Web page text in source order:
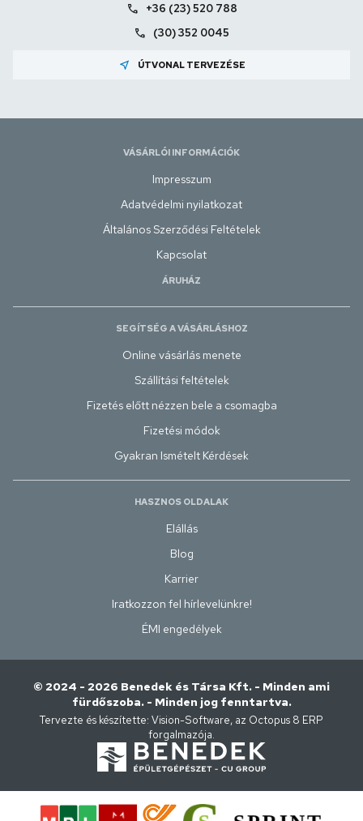
call +36 (23) 520 788
call (30) 352 0045
near_me ÚTVONAL TERVEZÉSE
VÁSÁRLÓI INFORMÁCIÓK
Impresszum
Adatvédelmi nyilatkozat
Általános Szerződési Feltételek
Kapcsolat
ÁRUHÁZ
SEGÍTSÉG A VÁSÁRLÁSHOZ
Online vásárlás menete
Szállítási feltételek
Fizetés előtt nézzen bele a csomagba
Fizetési módok
Gyakran Ismételt Kérdések
HASZNOS OLDALAK
Elállás
Blog
Karrier
Iratkozzon fel hírlevelünkre!
ÉMI engedélyek
© 2024 - 2026 Benedek és Társa Kft. - Minden ami
fürdőszoba. - Minden jog fenntartva.
Tervezte és készítette: Vision-Software, az Octopus 8 ERP
forgalmazója.